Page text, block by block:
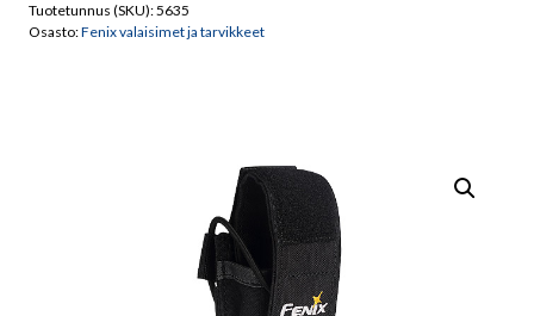
Tuotetunnus (SKU):5635
Osasto:Fenix valaisimet ja tarvikkeet